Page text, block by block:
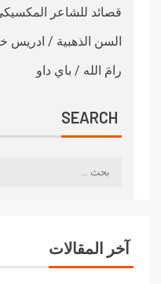
قصائد للشاعر
السن الذهبية / ادريس
رامَ الله / باي داو
SEARCH
آخر المقالات